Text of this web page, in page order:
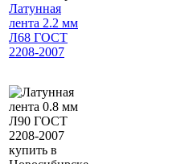
Латунная
лента 2.2 мм
Л68 ГОСТ
2208-2007